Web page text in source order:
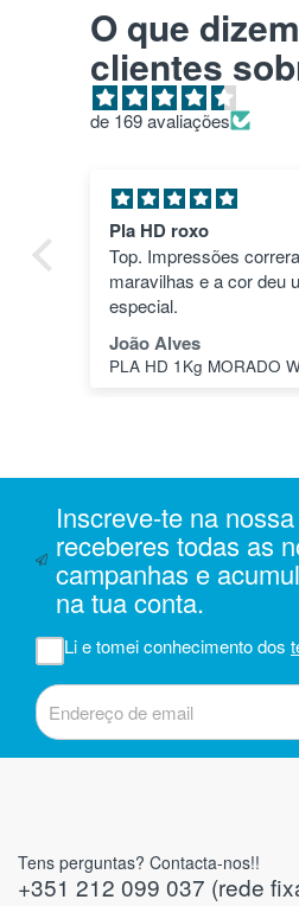
O que
clientes
de 169 avaliações
Pla HD roxo
Top. Impressões
maravilhas e a cor deu
especial.
João Alves
Inscreve-te na
receberes todas as
campanhas e
na tua conta.
Li e tomei conhecimento dos
Tens perguntas? Contacta-nos!!
+351 212 099 037 (rede